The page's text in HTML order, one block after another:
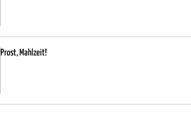
Prost, Mahlzeit!